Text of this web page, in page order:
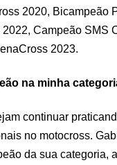
2020, Bicampeão
2022, Campeão SMS
2023.
na minha
continuar
no motocross.
da sua categoria,